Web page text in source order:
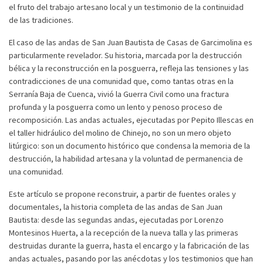
el fruto del trabajo artesano local y un testimonio de la continuidad
de las tradiciones.
El caso de las andas de San Juan Bautista de Casas de Garcimolina es
particularmente revelador. Su historia, marcada por la destrucción
bélica y la reconstrucción en la posguerra, refleja las tensiones y las
contradicciones de una comunidad que, como tantas otras en la
Serranía Baja de Cuenca, vivió la Guerra Civil como una fractura
profunda y la posguerra como un lento y penoso proceso de
recomposición. Las andas actuales, ejecutadas por Pepito Illescas en
el taller hidráulico del molino de Chinejo, no son un mero objeto
litúrgico: son un documento histórico que condensa la memoria de la
destrucción, la habilidad artesana y la voluntad de permanencia de
una comunidad.
Este artículo se propone reconstruir, a partir de fuentes orales y
documentales, la historia completa de las andas de San Juan
Bautista: desde las segundas andas, ejecutadas por Lorenzo
Montesinos Huerta, a la recepción de la nueva talla y las primeras
destruidas durante la guerra, hasta el encargo y la fabricación de las
andas actuales, pasando por las anécdotas y los testimonios que han